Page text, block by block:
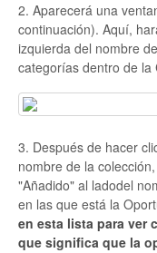
2. Aparecerá una
continuación). Aquí,
izquierda del nombre
categorías dentro de la
3. Después de hacer
nombre de la
"Añadido" al ladodel
en las que está la
en esta lista para ver
que significa que la